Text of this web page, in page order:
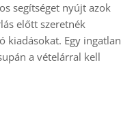
segítséget nyújt azok
előtt szeretnék
kiadásokat. Egy ingatlan
a vételárral kell